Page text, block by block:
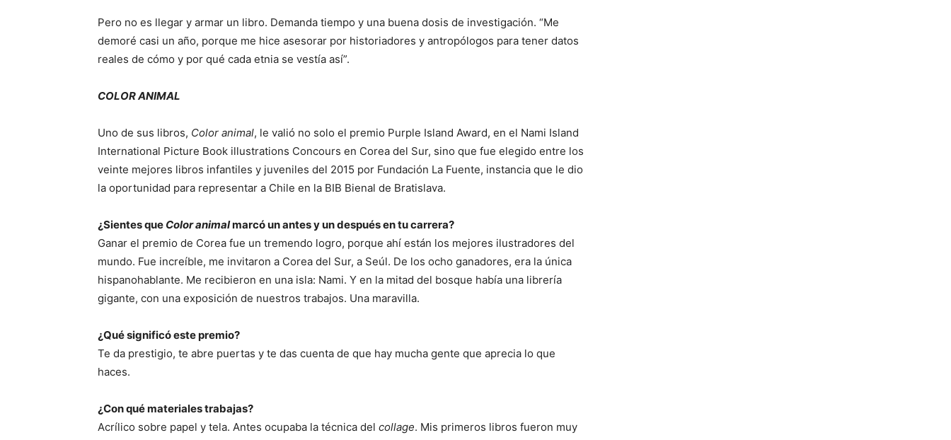
Pero no es llegar y armar un libro. Demanda tiempo y una buena dosis de investigación. “Me
demoré casi un año, porque me hice asesorar por historiadores y antropólogos para tener datos
reales de cómo y por qué cada etnia se vestía así”.
COLOR ANIMAL
Uno de sus libros, Color animal, le valió no solo el premio Purple Island Award, en el Nami Island
International Picture Book illustrations Concours en Corea del Sur, sino que fue elegido entre los
veinte mejores libros infantiles y juveniles del 2015 por Fundación La Fuente, instancia que le dio
la oportunidad para representar a Chile en la BIB Bienal de Bratislava.
¿Sientes que Color animalmarcó un antes y un después en tu carrera?
Ganar el premio de Corea fue un tremendo logro, porque ahí están los mejores ilustradores del
mundo. Fue increíble, me invitaron a Corea del Sur, a Seúl. De los ocho ganadores, era la única
hispanohablante. Me recibieron en una isla: Nami. Y en la mitad del bosque había una librería
gigante, con una exposición de nuestros trabajos. Una maravilla.
¿Qué significó este premio?
Te da prestigio, te abre puertas y te das cuenta de que hay mucha gente que aprecia lo que
haces.
¿Con qué materiales trabajas?
Acrílico sobre papel y tela. Antes ocupaba la técnica del collage. Mis primeros libros fueron muy